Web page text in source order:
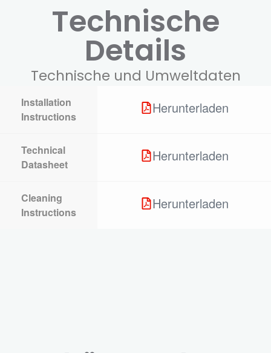
Technische
Details
Technische und Umweltdaten
Installation
Instructions
Herunterladen
Technical
Datasheet
Herunterladen
Cleaning
Instructions
Herunterladen